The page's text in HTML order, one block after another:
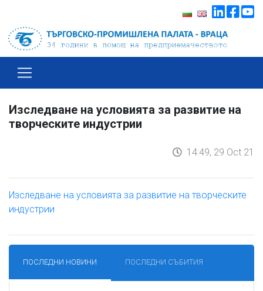
Изследване на условията за развитие на
творческите индустрии
14:49, 29 Oct 21
Изследване на условията за развитие на творческите
индустрии
ПОСЛЕДНИ НОВИНИ ПОСЛЕДНИ СЪБИТИЯ